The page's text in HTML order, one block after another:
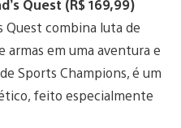
Quest (R$ 169,99)
Quest combina luta de
armas em uma aventura e
Sports Champions, é um
feito especialmente